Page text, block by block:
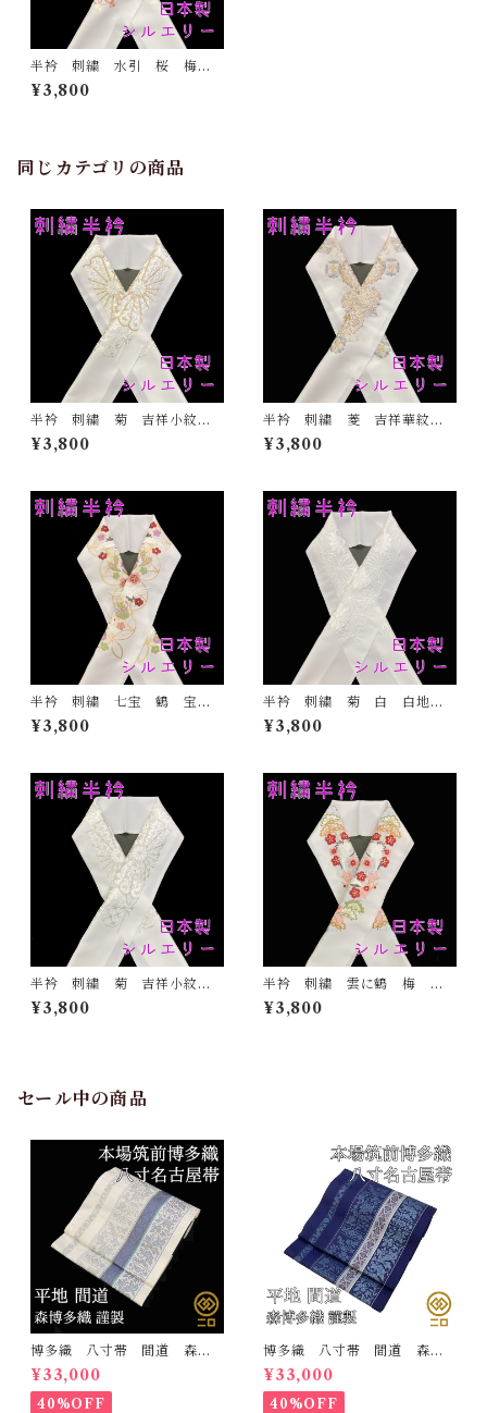
半衿 刺繍 水引 桜 梅
白地 シルエリー 新合繊
日本製 刺繍衿 和装小物
¥3,800
同じカテゴリの商品
半衿 刺繍 菊 吉祥小紋
金 白地 シルエリー 新合
繊 日本製 刺繍衿 和装小
¥3,800
半衿 刺繍 菱 吉祥華紋
白地 シルエリー 新合繊
日本製 刺繍衿 和装小物
¥3,800
半衿 刺繍 七宝 鶴 宝尽
くし 白地 シルエリー 新
合繊 日本製 刺繍衿 和装
¥3,800
半衿 刺繍 菊 白 白地
シルエリー 新合繊 日本
製 刺繍衿 和装小物 着
¥3,800
半衿 刺繍 菊 吉祥小紋
銀 白地 シルエリー 新合
繊 日本製 刺繍衿 和装小
¥3,800
半衿 刺繍 雲に鶴 梅
松 白地 シルエリー 新合
繊 日本製 刺繍衿 和装小
¥3,800
セール中の商品
博多織 八寸帯 間道 森博
多織 正絹 日本製 未仕立
て 名古屋帯
¥33,000
40%OFF
博多織 八寸帯 間道 森博
多織 正絹 日本製 未仕立
て 名古屋帯
¥33,000
40%OFF